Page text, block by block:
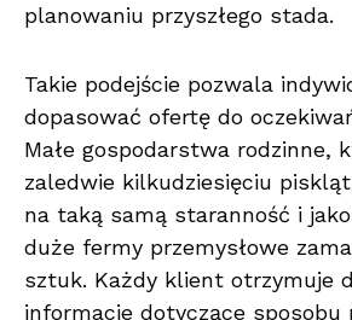
planowaniu przyszłego stada.
Takie podejście pozwala
dopasować ofertę do
Małe gospodarstwa rodzinne,
zaledwie kilkudziesięciu
na taką samą staranność i
duże fermy przemysłowe
sztuk. Każdy klient otrzymuje
informacje dotyczące sposobu